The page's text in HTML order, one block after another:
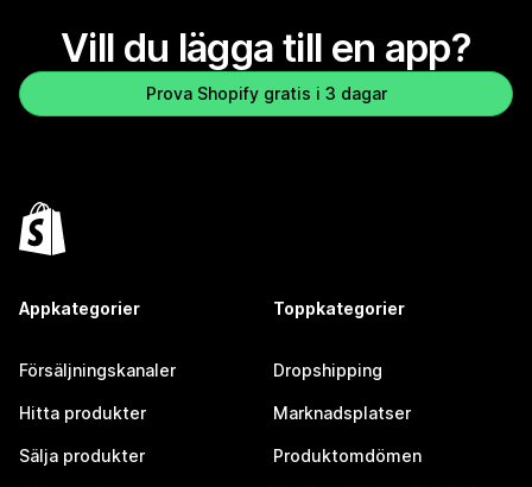
Vill du lägga till en app?
Prova Shopify gratis i 3 dagar
Appkategorier
Försäljningskanaler
Hitta produkter
Sälja produkter
Toppkategorier
Dropshipping
Marknadsplatser
Produktomdömen